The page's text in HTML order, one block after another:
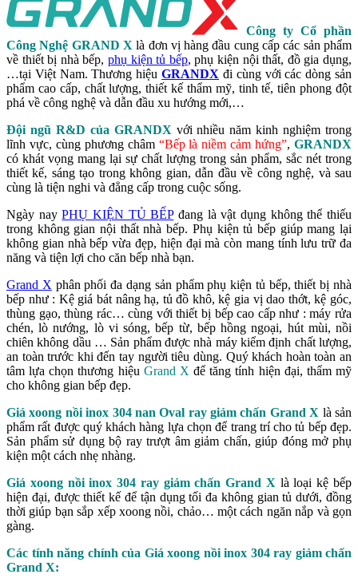
Công ty Cổ phần
Công Nghệ GRAND X là đơn vị hàng đầu cung cấp các sản phẩm
về thiết bị nhà bếp, phụ kiện tủ bếp, phụ kiện nội thất, đồ gia dụng,
…tại Việt Nam. Thương hiệuGRANDX đi cùng với các dòng sản
phẩm cao cấp, chất lượng, thiết kế thẩm mỹ, tinh tế, tiên phong đột
phá về công nghệ và dẫn đầu xu hướng mới,…
Đội ngũ R&D của GRANDX với nhiều năm kinh nghiệm trong
lĩnh vực, cùng phương châm “Bếp là niềm cảm hứng”,GRANDX
có khát vọng mang lại sự chất lượng trong sản phẩm, sắc nét trong
thiết kế, sáng tạo trong không gian, dẫn đầu về công nghệ, và sau
cùng là tiện nghi và đẳng cấp trong cuộc sống.
Ngày nayPHỤ KIỆN TỦ BẾPđang là vật dụng không thể thiếu
trong không gian nội thất nhà bếp. Phụ kiện tủ bếp giúp mang lại
không gian nhà bếp vừa đẹp, hiện đại mà còn mang tính lưu trữ đa
năng và tiện lợi cho căn bếp nhà bạn.
Grand X phân phối đa dạng sản phẩm phụ kiện tủ bếp, thiết bị nhà
bếp như : Kệ giá bát nâng hạ, tủ đồ khô, kệ gia vị dao thớt, kệ góc,
thùng gạo, thùng rác… cùng với thiết bị bếp cao cấp như : máy rửa
chén, lò nướng, lò vi sóng, bếp từ, bếp hồng ngoại, hút mùi, nồi
chiên không dầu … Sản phẩm được nhà máy kiểm định chất lượng,
an toàn trước khi đến tay người tiêu dùng. Quý khách hoàn toàn an
tâm lựa chọn thương hiệu Grand X để tăng tính hiện đại, thẩm mỹ
cho không gian bếp đẹp.
Giá xoong nồi inox 304 nan Oval ray giảm chấn Grand X là sản
phẩm rất được quý khách hàng lựa chọn để trang trí cho tủ bếp đẹp.
Sản phẩm sử dụng bộ ray trượt âm giảm chấn, giúp đóng mở phụ
kiện một cách nhẹ nhàng.
Giá xoong nồi inox 304 ray giảm chấn Grand X là loại kệ bếp
hiện đại, được thiết kế để tận dụng tối đa không gian tủ dưới, đồng
thời giúp bạn sắp xếp xoong nồi, chảo… một cách ngăn nắp và gọn
gàng.
Các tính năng chính của Giá xoong nồi inox 304 ray giảm chấn
Grand X: